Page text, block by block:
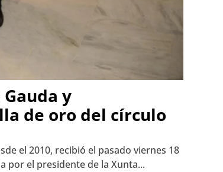
y
de oro del círculo
el 2010, recibió el pasado viernes 18
por el presidente de la Xunta...